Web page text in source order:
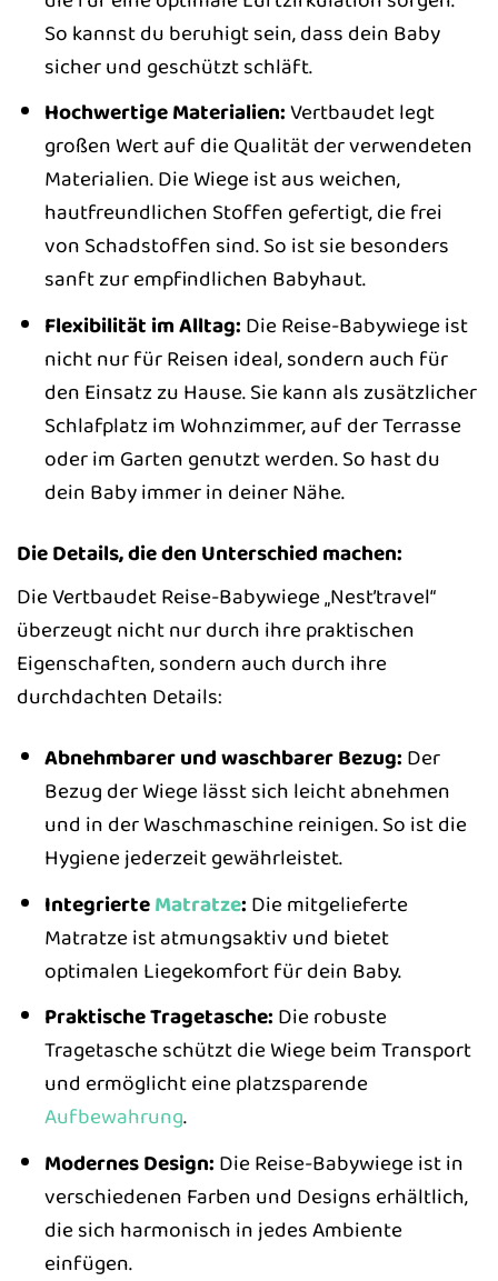
So kannst du beruhigt sein, dass dein Baby
sicher und geschützt schläft.
Hochwertige Materialien:Vertbaudet legt
großen Wert auf die Qualität der verwendeten
Materialien. Die Wiege ist aus weichen,
hautfreundlichen Stoffen gefertigt, die frei
von Schadstoffen sind. So ist sie besonders
sanft zur empfindlichen Babyhaut.
Flexibilität im Alltag: Die Reise-Babywiege ist
nicht nur für Reisen ideal, sondern auch für
den Einsatz zu Hause. Sie kann als zusätzlicher
Schlafplatz im Wohnzimmer, auf der Terrasse
oder im Garten genutzt werden. So hast du
dein Baby immer in deiner Nähe.
Die Details, die den Unterschied machen:
Die Vertbaudet Reise-Babywiege „Nest’travel“
überzeugt nicht nur durch ihre praktischen
Eigenschaften, sondern auch durch ihre
durchdachten Details:
Abnehmbarer und waschbarer Bezug: Der
Bezug der Wiege lässt sich leicht abnehmen
und in der Waschmaschine reinigen. So ist die
Hygiene jederzeit gewährleistet.
IntegrierteMatratze: Die mitgelieferte
Matratze ist atmungsaktiv und bietet
optimalen Liegekomfort für dein Baby.
Praktische Tragetasche: Die robuste
Tragetasche schützt die Wiege beim Transport
und ermöglicht eine platzsparende
Aufbewahrung.
Modernes Design: Die Reise-Babywiege ist in
verschiedenen Farben und Designs erhältlich,
die sich harmonisch in jedes Ambiente
einfügen.